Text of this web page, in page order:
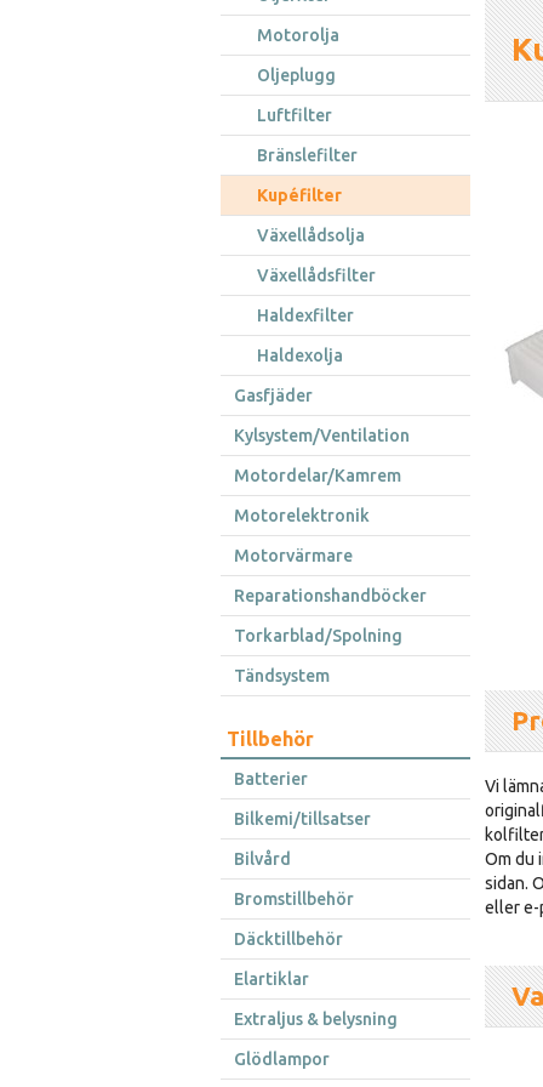
Motorolja
Oljeplugg
Luftfilter
Bränslefilter
Kupéfilter
Växellådsolja
Växellådsfilter
Haldexfilter
Haldexolja
Gasfjäder
Kylsystem/Ventilation
Motordelar/Kamrem
Motorelektronik
Motorvärmare
Reparationshandböcker
Torkarblad/Spolning
Tändsystem
Tillbehör
Batterier
Bilkemi/tillsatser
Bilvård
Bromstillbehör
Däcktillbehör
Elartiklar
Extraljus & belysning
Glödlampor
Vi
Om du
sidan.
eller e-